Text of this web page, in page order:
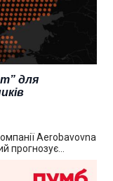
для
Aerobavovna
прогнозує…